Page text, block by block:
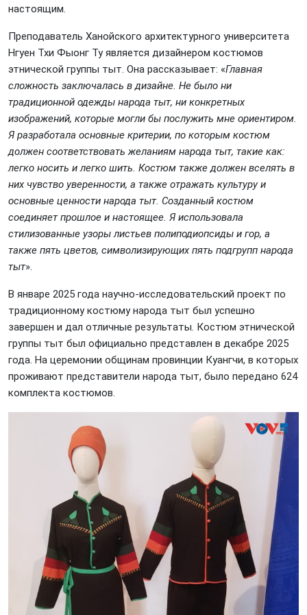
настоящим.
Преподаватель Ханойского архитектурного университета
Нгуен Тхи Фыонг Ту является дизайнером костюмов
этнической группы тыт. Она рассказывает: «Главная
сложность заключалась в дизайне. Не было ни
традиционной одежды народа тыт, ни конкретных
изображений, которые могли бы послужить мне ориентиром.
Я разработала основные критерии, по которым костюм
должен соответствовать желаниям народа тыт, такие как:
легко носить и легко шить. Костюм также должен вселять в
них чувство уверенности, а также отражать культуру и
основные ценности народа тыт. Созданный костюм
соединяет прошлое и настоящее. Я использовала
стилизованные узоры листьев полиподиопсиды и гор, а
также пять цветов, символизирующих пять подгрупп народа
тыт».
В январе 2025 года научно-исследовательский проект по
традиционному костюму народа тыт был успешно
завершен и дал отличные результаты. Костюм этнической
группы тыт был официально представлен в декабре 2025
года. На церемонии общинам провинции Куангчи, в которых
проживают представители народа тыт, было передано 624
комплекта костюмов.